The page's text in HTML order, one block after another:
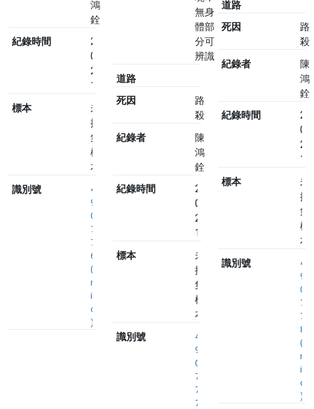
鴻
銓
紀錄時間
2024-
03-
23
10:17
標本
未
採
集
標
本
識別號
4
9
0
7
7
6
(
n
i
d
)
無身
體部
分可
辨識
道路
死因
路
殺
紀錄者
陳
鴻
銓
紀錄時間
2024-
03-
23
10:24
標本
未
採
集
標
本
識別號
4
9
0
7
7
7
道路
死因
路
殺
紀錄者
陳
鴻
銓
紀錄時間
03-
23
標本
未
採
集
標
本
識別號
4
9
0
7
7
8
(
n
i
d
)